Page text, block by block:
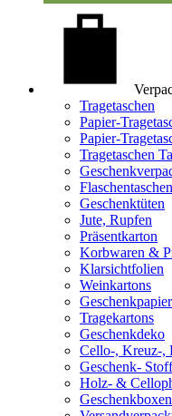
Tragetaschen
Papier-
Papier-
Tragetaschen
Flaschentaschen
Geschenktüten
Jute, Rupfen
Präsentkarton
Korbwaren &
Klarsichtfolien
Weinkartons
Tragekartons
Geschenkdeko
Cello-, Kreuz-,
Geschenk-
Holz- &
Geschenkboxen